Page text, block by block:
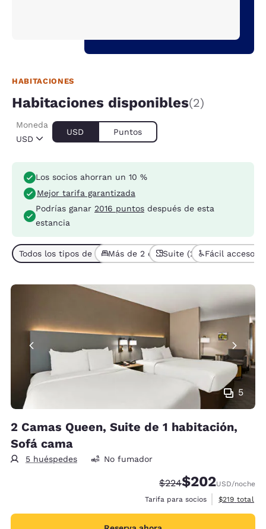
HABITACIONES
Habitaciones disponibles(2)
USD
Moneda
USD Puntos
Los socios ahorran un 10 %
Mejor tarifa garantizada
Podrías ganar 2016 puntos después de esta
estancia
Todos los tipos de habitaciones (2)
Más de 2 camas (2)
Suite (2) Fácil acceso (1)
5
2 Camas Queen, Suite de 1 habitación,
Sofá cama
5 huéspedes No fumador
Tarifa tachada:
$224Tarifa reducida:
$202USD/noche
Tarifa para socios
Ver detalles
$219 total